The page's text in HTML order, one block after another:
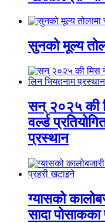
सुनको मूल्य
सन् २०२५ की
वर्ल्ड
प्रस्थान
ग्यासको
सादा